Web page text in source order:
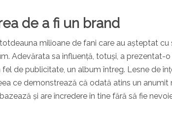
de a fi un brand
milioane de fani care au așteptat cu
Adevărata sa influență, totuși, a prezentat-
fel de publicitate, un album întreg. Lesne de
ce demonstrează că odată atins un
și are încredere în tine fără să fie